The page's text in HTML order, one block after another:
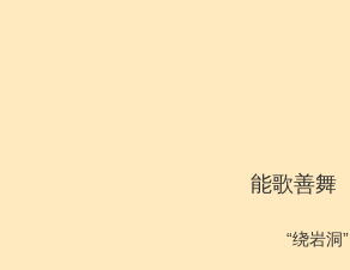
能歌善舞
“绕岩洞”